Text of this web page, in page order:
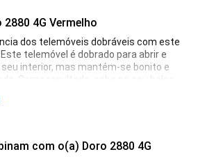
4G Vermelho
dos telemóveis dobráveis com este
telemóvel é dobrado para abrir e
interior, mas mantém-se bonito e
Como resultado, cabe no seu bolso.
normal.
com o(a) Doro 2880 4G